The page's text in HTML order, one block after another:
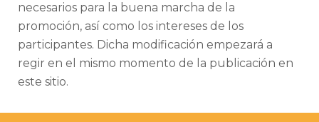
necesarios para la buena marcha de la
promoción, así como los intereses de los
participantes. Dicha modificación empezará a
regir en el mismo momento de la publicación en
este sitio.